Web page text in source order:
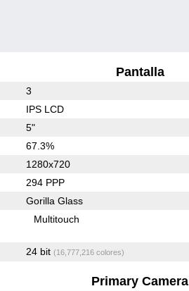
Pantalla
3
IPS LCD
5"
67.3%
1280x720
294 PPP
Gorilla Glass
Multitouch
24 bit (16,777,216 colores)
Primary Camera